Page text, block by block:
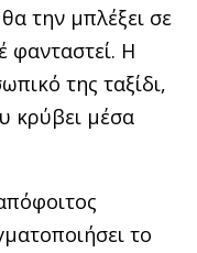
την μπλέξει σε
φανταστεί. Η
της ταξίδι,
κρύβει μέσα
το